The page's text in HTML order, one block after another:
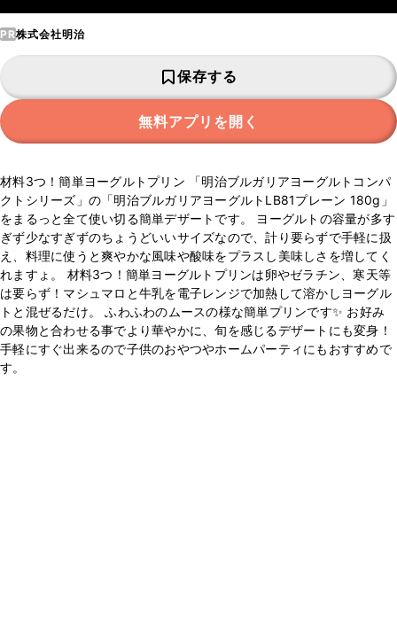
PR株式会社明治
保存する
無料アプリを開く
材料3つ！簡単ヨーグルトプリン 「明治ブルガリアヨーグルトコンパ
クトシリーズ」の「明治ブルガリアヨーグルトLB81プレーン 180g」
をまるっと全て使い切る簡単デザートです。 ヨーグルトの容量が多す
ぎず少なすぎずのちょうどいいサイズなので、計り要らずで手軽に扱
え、料理に使うと爽やかな風味や酸味をプラスし美味しさを増してく
れますょ。 材料3つ！簡単ヨーグルトプリンは卵やゼラチン、寒天等
は要らず！マシュマロと牛乳を電子レンジで加熱して溶かしヨーグル
トと混ぜるだけ。 ふわふわのムースの様な簡単プリンです✨ お好み
の果物と合わせる事でより華やかに、旬を感じるデザートにも変身！
手軽にすぐ出来るので子供のおやつやホームパーティにもおすすめで
す。